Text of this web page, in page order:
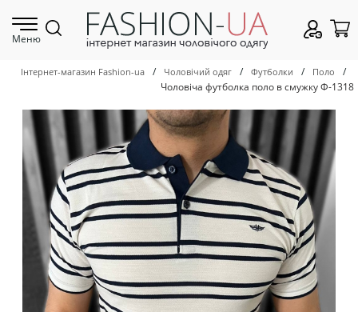
Меню
Інтернет-магазин Fashion-ua / Чоловічий одяг / Футболки / Поло
/
Чоловіча футболка поло в смужку Ф-1318